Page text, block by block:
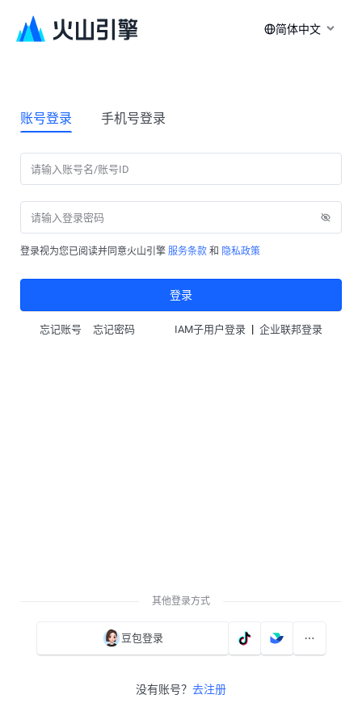
简体中文
账号登录 手机号登录
登录视为您已阅读并同意火山引擎 服务条款 和 隐私政策
登录
忘记账号 忘记密码 IAM子用户登录 | 企业联邦登录
其他登录方式
豆包登录
没有账号？ 去注册